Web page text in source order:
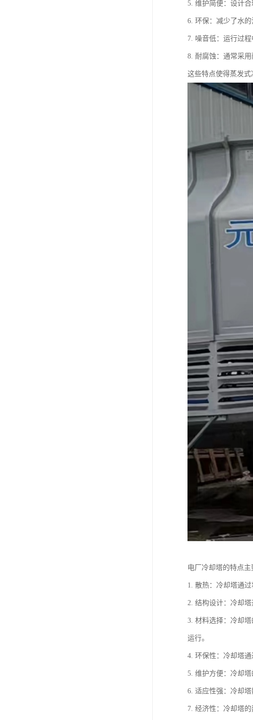
5. 维护简便：设计合
6. 环保：减少了水的
7. 噪音低：运行过
8. 耐腐蚀：通常采
这些特点使得蒸发式
电厂冷却塔的特点主
1. 散热：冷却塔通
2. 结构设计：冷却
3. 材料选择：冷却
运行。
4. 环保性：冷却塔
5. 维护方便：冷却
6. 适应性强：冷却
7. 经济性：冷却塔